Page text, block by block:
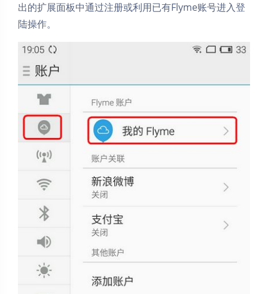
出的扩展面板中通过注册或利用已有Flyme账号进入登
陆操作。